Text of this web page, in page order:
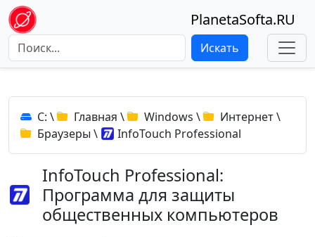
PlanetaSofta.RU
Искать
C: \ Главная \ Windows \ Интернет\
Браузеры \ InfoTouch Professional
InfoTouch Professional:
Программа для защиты
общественных компьютеров